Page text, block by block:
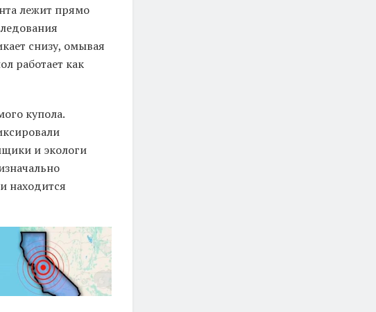
лежит прямо
снизу, омывая
работает как
купола.
и экологи
находится